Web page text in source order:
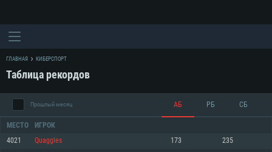
ГЛАВНАЯ КИБЕРСПОРТ
Таблица рекордов
Прошлый месяц АБ РБ СБ
МЕСТО ИГРОК
4021 Quaggles 173 235